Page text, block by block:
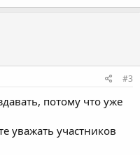
#3
потому что уже
уважать участников